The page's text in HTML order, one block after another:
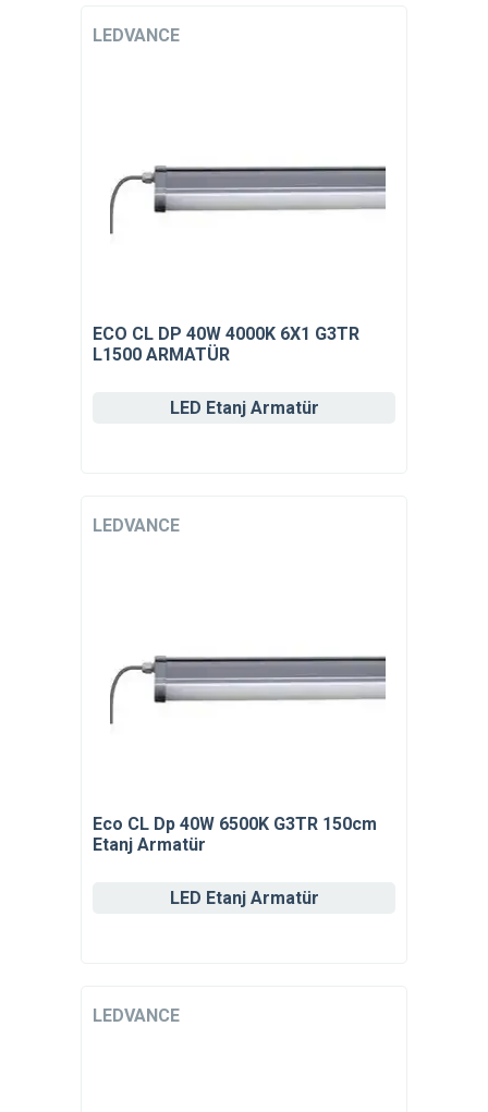
LEDVANCE
ECO CL DP 40W 4000K 6X1 G3TR
L1500 ARMATÜR
LED Etanj Armatür
LEDVANCE
Eco CL Dp 40W 6500K G3TR 150cm
Etanj Armatür
LED Etanj Armatür
LEDVANCE